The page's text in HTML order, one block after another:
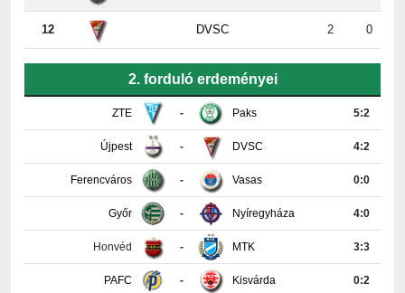
ZTE - Paks
Újpest DVSC 4:2
Ferencváros Vasas 0:0
Győr Nyíregyháza 4:0
Honvéd MTK 3:3
PAFC Kisvárda 0:2
Részletes tabella